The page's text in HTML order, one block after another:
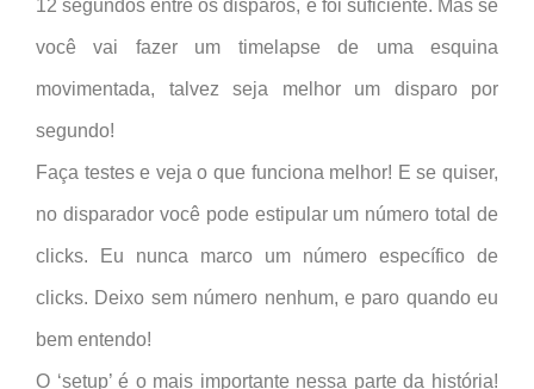
12 segundos entre os disparos, e foi suficiente. Mas se
você vai fazer um timelapse de uma esquina
movimentada, talvez seja melhor um disparo por
segundo!
Faça testes e veja o que funciona melhor! E se quiser,
no disparador você pode estipular um número total de
clicks. Eu nunca marco um número específico de
clicks. Deixo sem número nenhum, e paro quando eu
bem entendo!
O ‘setup’ é o mais importante nessa parte da história!